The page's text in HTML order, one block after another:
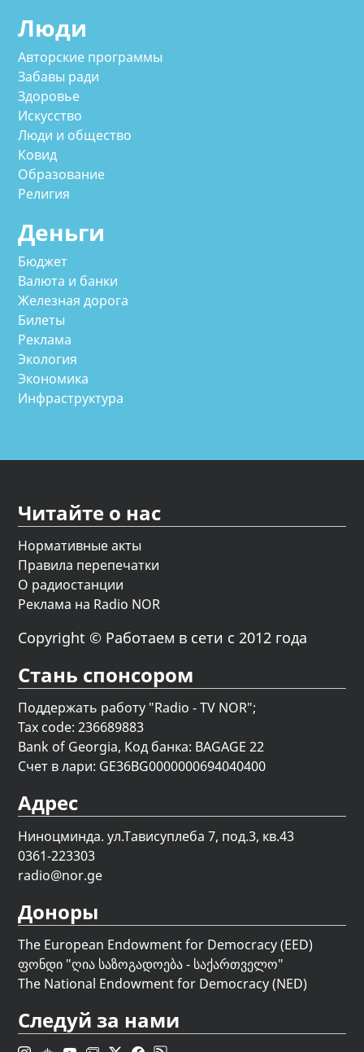
Люди
Авторские программы
Забавы ради
Здоровье
Искусство
Люди и общество
Ковид
Образование
Религия
Деньги
Бюджет
Валюта и банки
Железная дорога
Билеты
Реклама
Экология
Экономика
Инфраструктура
Читайте о нас
Нормативные акты
Правила перепечатки
О радиостанции
Реклама на Radio NOR
Copyright © Работаем в сети с 2012 года
Стань спонсором
Поддержать работу "Radio - TV NOR";
Tax code: 236689883
Bank of Georgia, Код банка: BAGAGE 22
Счет в лари: GE36BG0000000694040400
Адрес
Ниноцминда. ул.Тависуплеба 7, под.3, кв.43
0361-223303
radio@nor.ge
Доноры
The European Endowment for Democracy (EED)
ფონდი "ღია საზოგადოება - საქართველო"
The National Endowment for Democracy (NED)
Следуй за нами